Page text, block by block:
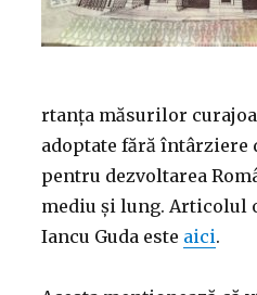
rtanța măsurilor
adoptate fără întârziere
pentru dezvoltarea
mediu și lung. Articolul
Iancu Guda este aici.